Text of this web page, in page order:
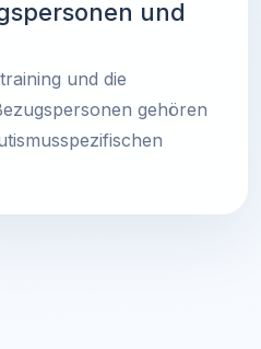
und
und die
gehören